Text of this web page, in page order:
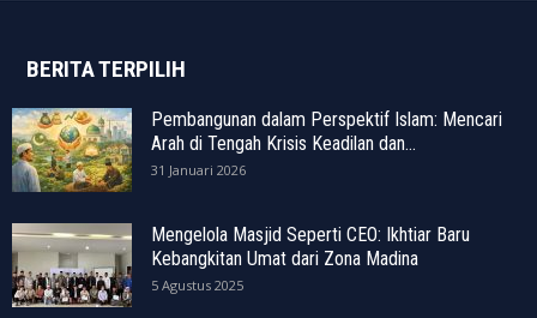
BERITA TERPILIH
Pembangunan dalam Perspektif Islam: Mencari
Arah di Tengah Krisis Keadilan dan...
31 Januari 2026
Mengelola Masjid Seperti CEO: Ikhtiar Baru
Kebangkitan Umat dari Zona Madina
5 Agustus 2025